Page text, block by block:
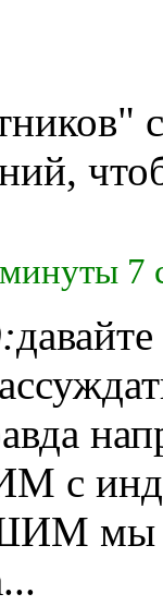
7
с
мы